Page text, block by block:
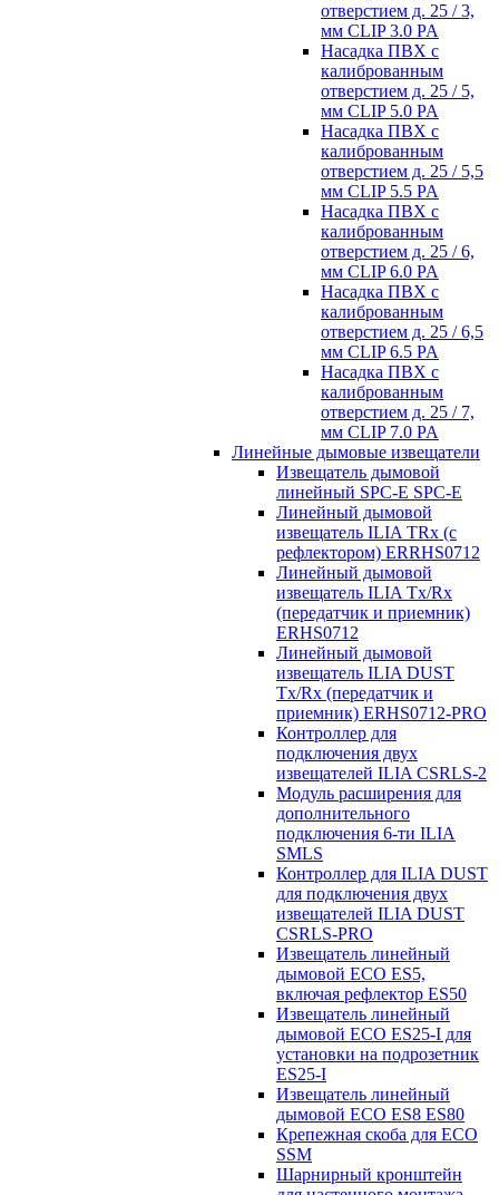
отверстием д. 25 / 3,
мм CLIP 3.0 PA
Насадка ПВХ с
калиброванным
отверстием д. 25 / 5,
мм CLIP 5.0 PA
Насадка ПВХ с
калиброванным
отверстием д. 25 / 5,5
мм CLIP 5.5 PA
Насадка ПВХ с
калиброванным
отверстием д. 25 / 6,
мм CLIP 6.0 PA
Насадка ПВХ с
калиброванным
отверстием д. 25 / 6,5
мм CLIP 6.5 PA
Насадка ПВХ с
калиброванным
отверстием д. 25 / 7,
мм CLIP 7.0 PA
Линейные дымовые извещатели
Извещатель дымовой
линейный SPC-E SPC-E
Линейный дымовой
извещатель ILIA TRx (с
рефлектором) ERRHS0712
Линейный дымовой
извещатель ILIA Tx/Rx
(передатчик и приемник)
ERHS0712
Линейный дымовой
извещатель ILIA DUST
Tx/Rx (передатчик и
приемник) ERHS0712-PRO
Контроллер для
подключения двух
извещателей ILIA CSRLS-2
Модуль расширения для
дополнительного
подключения 6-ти ILIA
SMLS
Контроллер для ILIA DUST
для подключения двух
извещателей ILIA DUST
CSRLS-PRO
Извещатель линейный
дымовой ECO ES5,
включая рефлектор ES50
Извещатель линейный
дымовой ECO ES25-I для
установки на подрозетник
ES25-I
Извещатель линейный
дымовой ECO ES8 ES80
Крепежная скоба для ECO
SSM
Шарнирный кронштейн